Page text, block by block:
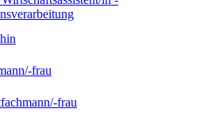
frau
frau